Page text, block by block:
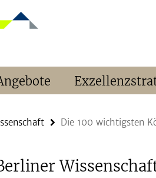
Die 100 wichtigsten